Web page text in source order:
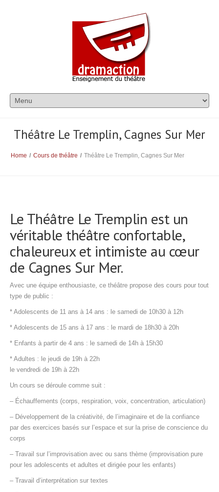
Théâtre Le Tremplin, Cagnes Sur Mer
Home / Cours de théâtre / Théâtre Le Tremplin, Cagnes Sur Mer
Le Théâtre Le Tremplin est un
véritable théâtre confortable,
chaleureux et intimiste au cœur
de Cagnes Sur Mer.
Avec une équipe enthousiaste, ce théâtre propose des cours pour tout
type de public :
* Adolescents de 11 ans à 14 ans : le samedi de 10h30 à 12h
* Adolescents de 15 ans à 17 ans : le mardi de 18h30 à 20h
* Enfants à partir de 4 ans : le samedi de 14h à 15h30
* Adultes : le jeudi de 19h à 22h
le vendredi de 19h à 22h
Un cours se déroule comme suit :
– Échauffements (corps, respiration, voix, concentration, articulation)
– Développement de la créativité, de l’imaginaire et de la confiance
par des exercices basés sur l’espace et sur la prise de conscience du
corps
– Travail sur l’improvisation avec ou sans thème (improvisation pure
pour les adolescents et adultes et dirigée pour les enfants)
– Travail d’interprétation sur textes